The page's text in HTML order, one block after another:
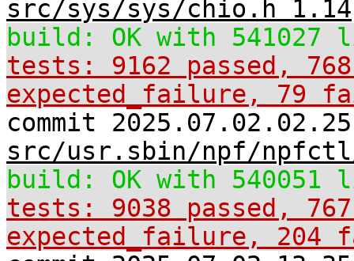
src/sys/sys/chio.h 1.14
build: OK with 541027
tests: 9162 passed,
expected_failure, 79
commit
src/usr.sbin/npf/
build: OK with 540051
tests: 9038 passed,
expected_failure, 204